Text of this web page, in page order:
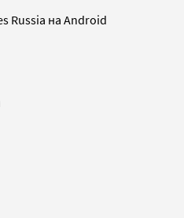
Russia на Android